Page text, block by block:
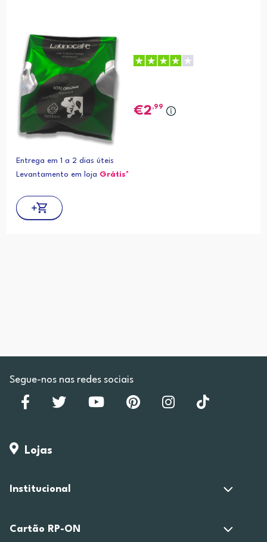
2,99
Entrega em 1 a 2 dias úteis
Levantamento em loja Grátis*
Segue-nos nas redes sociais
Lojas
Institucional
Cartão RP-ON